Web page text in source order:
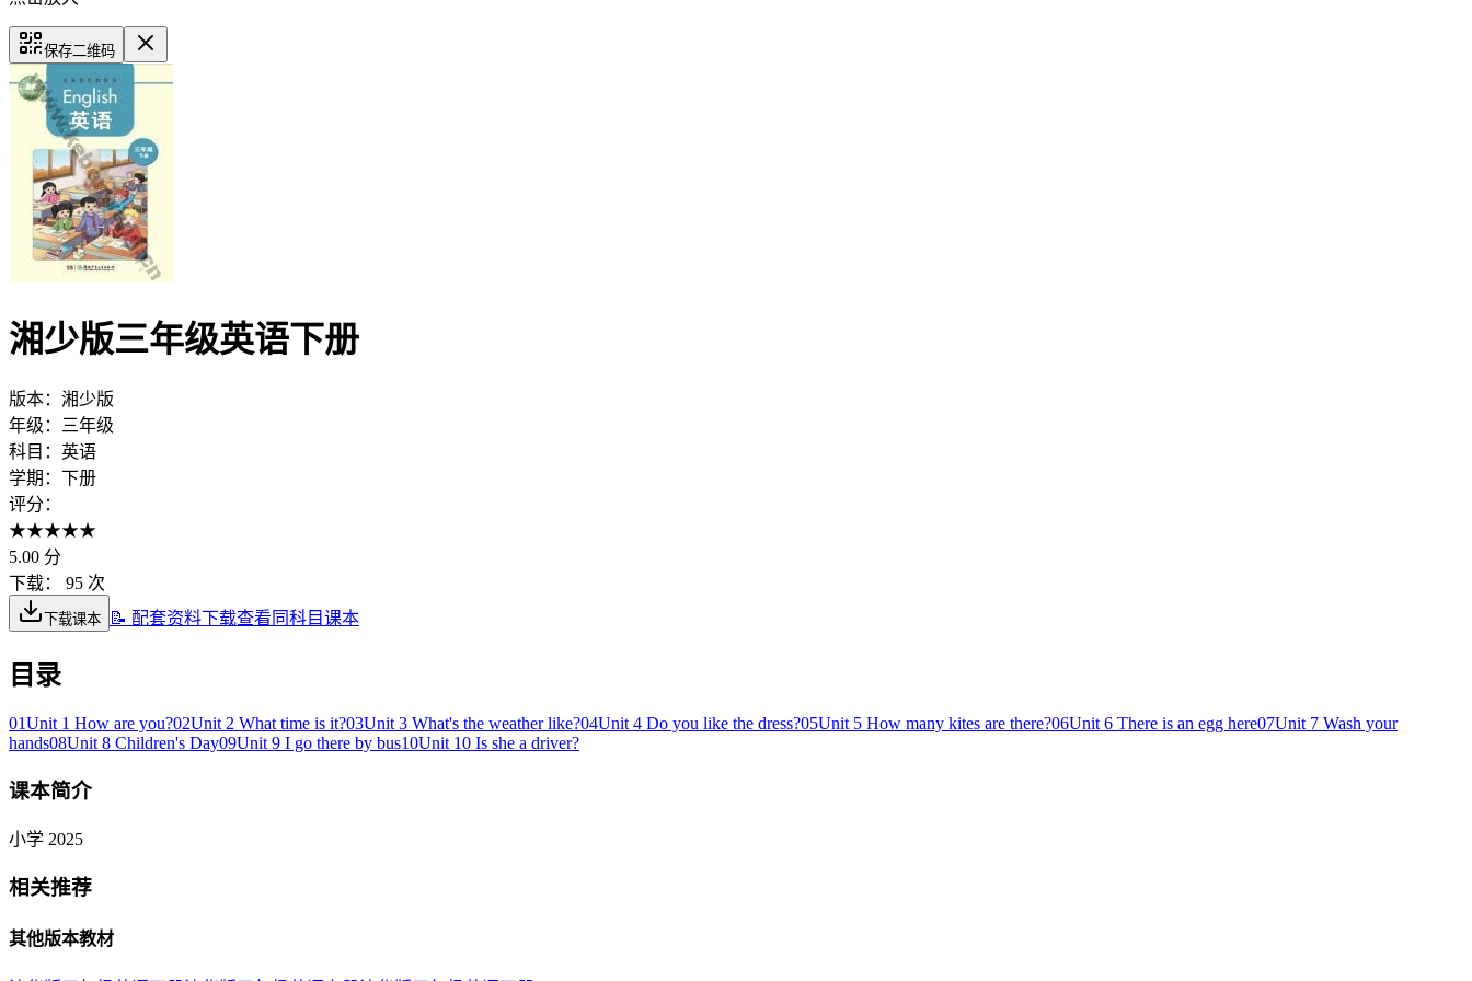
保存二维码
湘少版三年级英语下册
版本： 湘少版
年级：
三年级
科目： 英语
学期： 下册
评分：
★★★★★
5.00 分
下载：
95 次
下载课本 📝 配套资料下载查看同科目课本
目录
01Unit 1 How are you?02Unit 2 What time is it?03Unit 3 What's the weather like?04Unit 4 Do you like the dress?05Unit 5 How many kites are there?06Unit 6 There is an egg here07Unit 7 Wash your
hands08Unit 8 Children's Day09Unit 9 I go there by bus10Unit 10 Is she a driver?
课本简介
小学 2025
相关推荐
其他版本教材